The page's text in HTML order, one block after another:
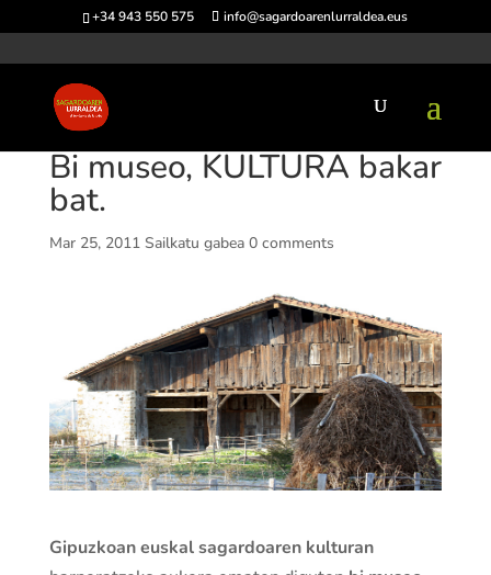
+34 943 550 575 info@sagardoarenlurraldea.eus
Bi museo, KULTURA bakar
bat.
Mar 25, 2011 Sailkatu gabea 0 comments
Gipuzkoan euskal sagardoaren kulturan